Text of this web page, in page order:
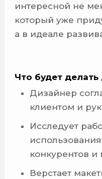
интересной не
который уже
а в идеале
Что будет делать
Дизайнер
клиентом и
Исследует
конкурентов
Верстает